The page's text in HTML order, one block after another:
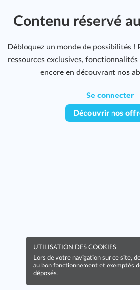
Contenu réservé
Débloquez un monde de possibilités !
ressources exclusives, fonctionnalités
encore en découvrant nos
Se connecter
Découvrir nos
UTILISATION DES COOKIES
Lors de votre navigation sur ce site,
au bon fonctionnement et exemptés
déposés.